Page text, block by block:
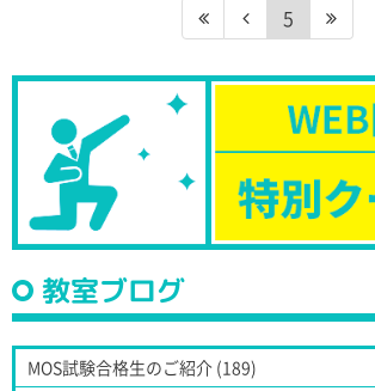
5
教室ブログ
MOS試験合格生のご紹介 (189)